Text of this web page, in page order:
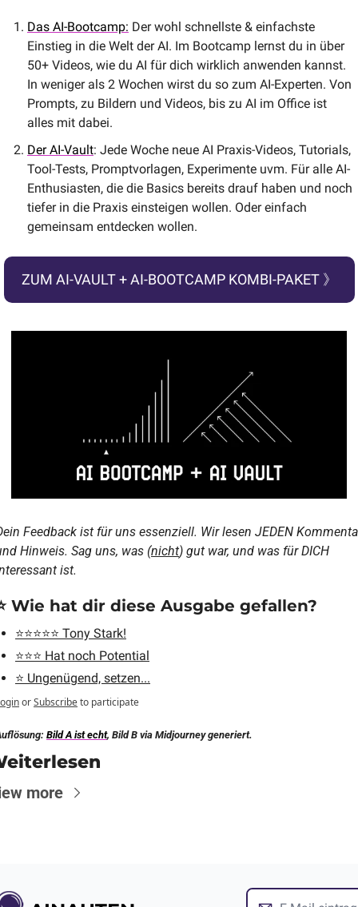
Das AI-Bootcamp: Der wohl schnellste & einfachste
Einstieg in die Welt der AI. Im Bootcamp lernst du in über
50+ Videos, wie du AI für dich wirklich anwenden kannst.
In weniger als 2 Wochen wirst du so zum AI-Experten. Von
Prompts, zu Bildern und Videos, bis zu AI im Office ist
alles mit dabei.
Der AI-Vault: Jede Woche neue AI Praxis-Videos, Tutorials,
Tool-Tests, Promptvorlagen, Experimente uvm. Für alle AI-
Enthusiasten, die die Basics bereits drauf haben und noch
tiefer in die Praxis einsteigen wollen. Oder einfach
gemeinsam entdecken wollen.
ZUM AI-VAULT + AI-BOOTCAMP KOMBI-PAKET 》
Feedback ist für uns essenziell. Wir lesen JEDEN
Hinweis. Sag uns, was (nicht) gut war, und was für DICH
ist.
Wie hat dir diese Ausgabe gefallen?
⭐️⭐️⭐️⭐️⭐️ Tony Stark!
⭐️⭐️⭐️ Hat noch Potential
⭐️ Ungenügend, setzen...
orSubscribeto participate
Bild A ist echt, Bild B via Midjourney generiert.
more